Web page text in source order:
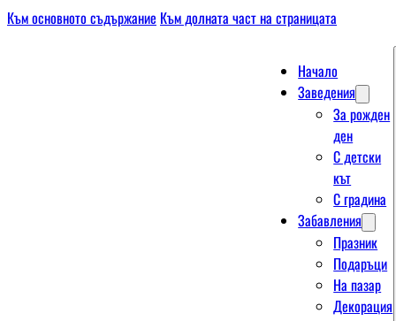
Към основното съдържание Към долната част на страницата
Начало
Заведения
За рожден
ден
С детски
кът
С градина
Забавления
Празник
Подаръци
На пазар
Декорация